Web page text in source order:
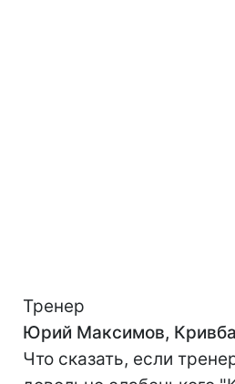
Тренер
Юрий Максимов,
Что сказать, если